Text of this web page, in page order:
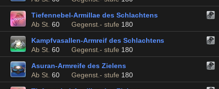
Tiefennebel-Armillae des Schlachtens
Ab St. 60 Gegenst.- stufe 180
Kampfvasallen-Armreif des Schlachtens
Ab St. 60 Gegenst.- stufe 180
Asuran-Armreife des Zielens
Ab St. 60 Gegenst.- stufe 180